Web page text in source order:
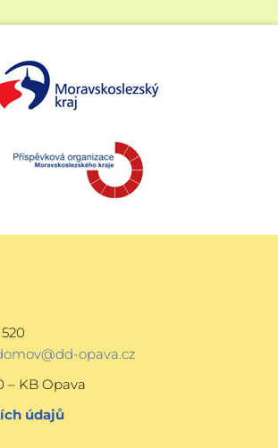
opava.cz
– KB Opava
údajů